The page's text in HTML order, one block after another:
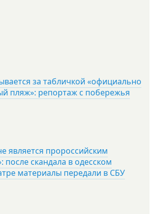
за табличкой «официально
пляж»: репортаж с побережья
является пророссийским
после скандала в одесском
материалы передали в СБУ